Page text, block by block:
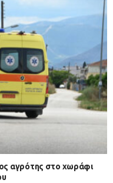
αγρότης στο χωράφι